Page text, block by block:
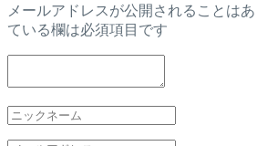
メールアドレスが公開されることはあ
ている欄は必須項目です